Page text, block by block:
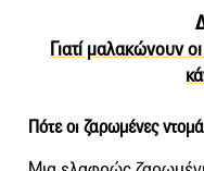
Γιατί μαλακώνουν
Πότε οι ζαρωμένες